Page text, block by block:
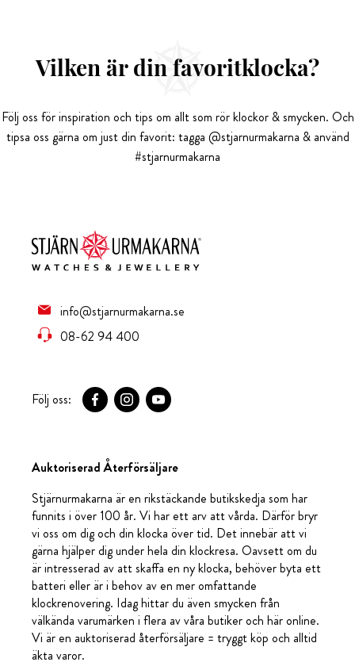
Vilken är din favoritklocka?
Följ oss för inspiration och tips om allt som rör klockor & smycken. Och
tipsa oss gärna om just din favorit: tagga @stjarnurmakarna & använd
#stjarnurmakarna
info@stjarnurmakarna.se
08-62 94 400
Följ oss:
Auktoriserad Återförsäljare
Stjärnurmakarna är en rikstäckande butikskedja som har
funnits i över 100 år. Vi har ett arv att vårda. Därför bryr
vi oss om dig och din klocka över tid. Det innebär att vi
gärna hjälper dig under hela din klockresa. Oavsett om du
är intresserad av att skaffa en ny klocka, behöver byta ett
batteri eller är i behov av en mer omfattande
klockrenovering. Idag hittar du även smycken från
välkända varumärken i flera av våra butiker och här online.
Vi är en auktoriserad återförsäljare = tryggt köp och alltid
äkta varor.